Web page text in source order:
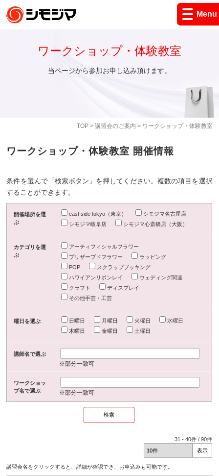
Menu
TOP> 講習会のご案内 > ワークショップ・体験教室
ワークショップ・体験教室
当ページから参加お申し込み頂けます。
ワークショップ・体験教室 開催情報
条件を選んで「検索ボタン」を押してください。複数の項目を選択
することができます。
開催場所を選
ぶ
east side tokyo（東京）
シモジマ名古屋店
シモジマ岐阜店
シモジマ心斎橋店（大阪）
カテゴリを選
ぶ
アーティフィシャルフラワー
プリザーブドフラワー
ラッピング
POP
スクラップブッキング
ハワイアンリボンレイ
ウェディング関連
クラフト
ディスプレイ
その他手芸・工芸
曜日を選ぶ 日曜日 月曜日 火曜日
水曜日
木曜日
金曜日 土曜日
講師名で選ぶ
※部分一致可
ワークショッ
プ名で選ぶ
※部分一致可
31 -40件 /90件
講習会名をクリックすると、詳細が確認でき、お申込みも可能です。